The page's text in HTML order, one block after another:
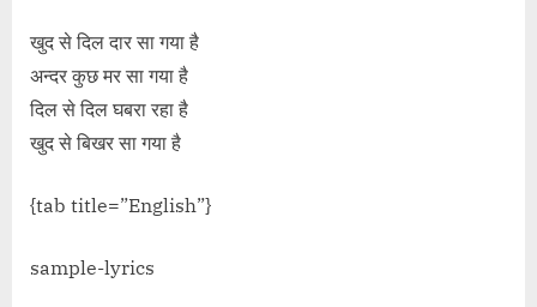
खुद से दिल दार सा गया है
अन्दर कुछ मर सा गया है
दिल से दिल घबरा रहा है
खुद से बिखर सा गया है
{tab title=”English”}
sample-lyrics